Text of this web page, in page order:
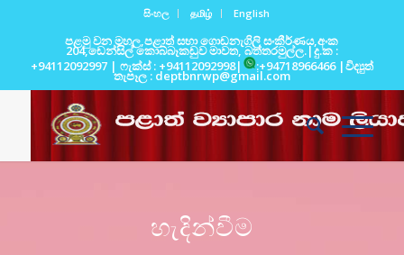
සිංහල தமிழ் English
පළමු වන මහල,පළාත් සභා ගොඩනැගිලි සංකීර්ණය,අංක
204,ඩෙන්සිල් කොබ්බෑකඩුව මාවත, බත්තරමුල්ල.|දු.ක :
+94112092997 | ෆැක්ස් : +94112092998|
:+94718966466 |විද්‍යුත්
තැපෑල : deptbnrwp@gmail.com
හැදින්වීම